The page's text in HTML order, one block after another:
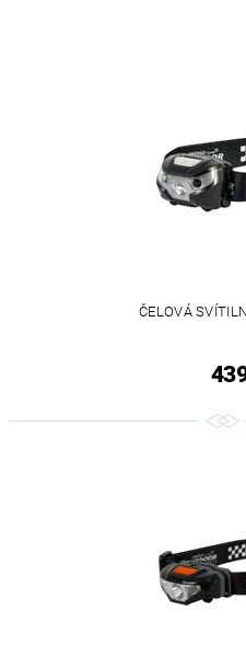
ČELOVÁ